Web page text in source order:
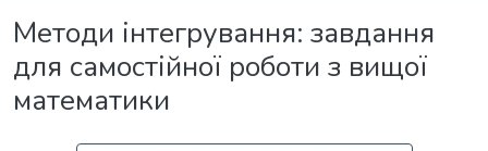
Методи інтегрування: завдання
для самостійної роботи з вищої
математики